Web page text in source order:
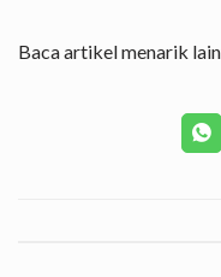
Baca artikel menarik